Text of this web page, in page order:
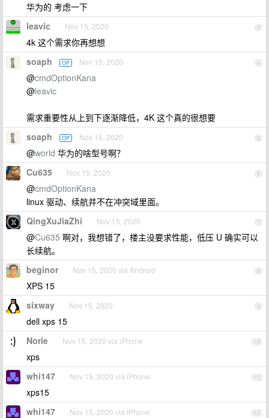
华为的 考虑一下
3
leavic Nov 15, 2020
4k 这个需求你再想想
4
soaph OP Nov 15, 2020
@cmdOptionKana
@leavic
需求重要性从上到下逐渐降低，4K 这个真的很想要
5
soaph OP Nov 15, 2020
@world 华为的啥型号啊？
6
Cu635 Nov 15, 2020
@cmdOptionKana
linux 驱动、续航并不在冲突域里面。
7
QingXuJiaZhi Nov 15, 2020
@Cu635 啊对，我想错了，楼主没要求性能，低压 U 确实可以
长续航。
8
beginor Nov 15, 2020 via Android
XPS 15
9
sixway Nov 15, 2020
dell xps 15
10
Norie Nov 15, 2020 via iPhone
xps
11
whi147 Nov 15, 2020 via iPhone
xps15
12
whi147 Nov 15, 2020 via iPhone